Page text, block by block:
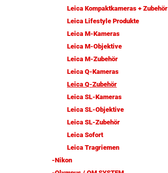
Leica Kompaktkameras + Zubehör
Leica Lifestyle Produkte
Leica M-Kameras
Leica M-Objektive
Leica M-Zubehör
Leica Q-Kameras
Leica Q-Zubehör
Leica SL-Kameras
Leica SL-Objektive
Leica SL-Zubehör
Leica Sofort
Leica Tragriemen
-Nikon